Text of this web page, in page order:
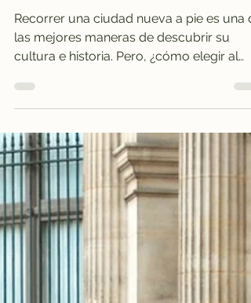
recorrido a pie.
Recorrer una ciudad nueva a pie es una
las mejores maneras de descubrir su
cultura e historia. Pero, ¿cómo elegir al
proveedor adecuado para tu recorrido a
Walking se distingue claramente del resto.
Esta plataforma no solo ofrece excelentes
tours y excursiones gratuitas de un día,
sino que también opera con un concepto
familiar único que prioriza la calidad y la
honestidad. A continuación, encontrarás
cinco razones por las que I Love W